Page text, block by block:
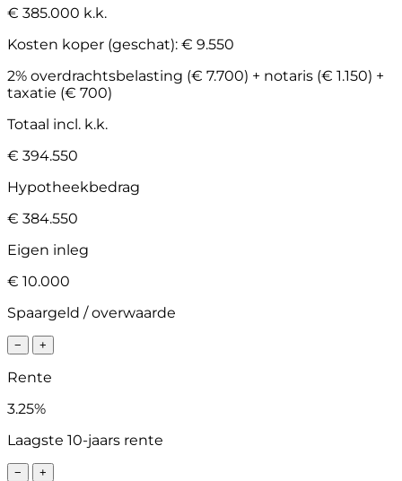
€ 385.000 k.k.
Kosten koper (geschat): € 9.550
2% overdrachtsbelasting (€ 7.700) + notaris (€ 1.150) +
taxatie (€ 700)
Totaal incl. k.k.
€ 394.550
Hypotheekbedrag
€ 384.550
Eigen inleg
€ 10.000
Spaargeld / overwaarde
− +
Rente
3.25%
Laagste 10-jaars rente
− +